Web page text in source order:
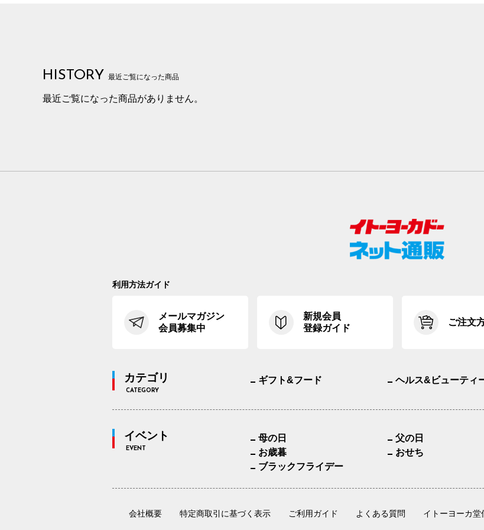
HISTORY 最近ご覧になった商品
最近ご覧になった商品がありません。
利用方法ガイド
メールマガジン
会員募集中
新規会員
登録ガイド
ご注文
カテゴリ
CATEGORY
ギフト&フード ヘルス&ビューティ
イベント
EVENT
母の日 父の日
お歳暮
おせち
ブラックフライデー
会社概要 特定商取引に基づく表示 ご利用ガイド よくある質問 イトーヨーカ